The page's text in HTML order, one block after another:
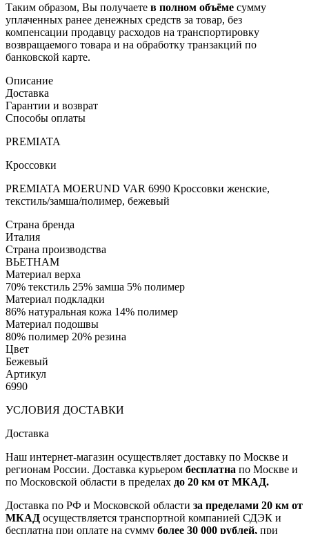
Таким образом, Вы получаете в полном объёме сумму
уплаченных ранее денежных средств за товар, без
компенсации продавцу расходов на транспортировку
возвращаемого товара и на обработку транзакций по
банковской карте.
Описание
Доставка
Гарантии и возврат
Способы оплаты
PREMIATA
Кроссовки
PREMIATA MOERUND VAR 6990 Кроссовки женские,
текстиль/замша/полимер, бежевый
Страна бренда
Италия
Страна производства
ВЬЕТНАМ
Материал верха
70% текстиль 25% замша 5% полимер
Материал подкладки
86% натуральная кожа 14% полимер
Материал подошвы
80% полимер 20% резина
Цвет
Бежевый
Артикул
6990
УСЛОВИЯ ДОСТАВКИ
Доставка
Наш интернет-магазин осуществляет доставку по Москве и
регионам России. Доставка курьером бесплатна по Москве и
по Московской области в пределах до 20 км от МКАД.
Доставка по РФ и Московской области за пределами 20 км от
МКАД осуществляется транспортной компанией СДЭК и
бесплатна при оплате на сумму более 30 000 рублей, при